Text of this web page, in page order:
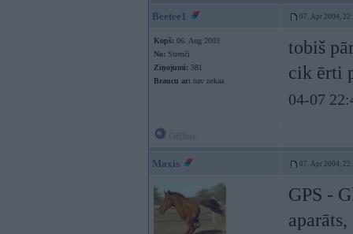
Beetee1 07. Apr 2004,
Kopš: 06. Aug 2003
No: Strenči
Ziņojumi: 381
Braucu ar: nav nekaa
tobiš
cik ērti
04-07
Maxis 07. Apr 2004,
GPS -